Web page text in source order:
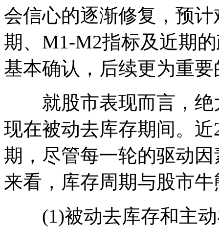
会信心的逐渐修复，预
期、M1-M2指标及近期
基本确认，后续更为重
就股市表现而言，绝
现在被动去库存期间。
期，尽管每一轮的驱动
来看，库存周期与股市
(1)被动去库存和主动